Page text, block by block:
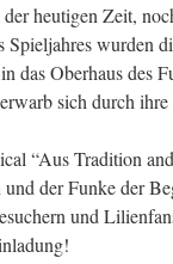
der heutigen Zeit,
Spieljahres wurden
das Oberhaus des
sich durch
“Aus Tradition
und der Funke der
und